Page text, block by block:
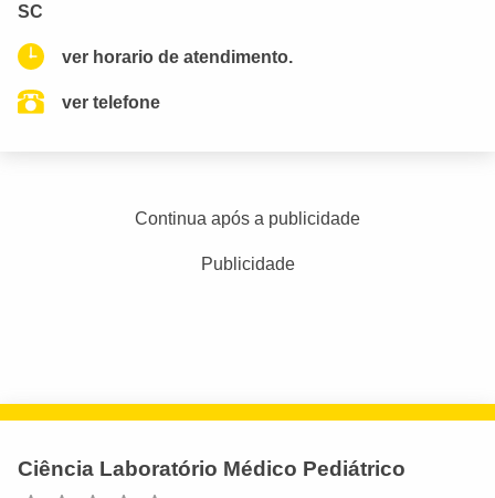
SC
ver horario de atendimento.
ver telefone
Continua após a publicidade
Publicidade
Ciência Laboratório Médico Pediátrico